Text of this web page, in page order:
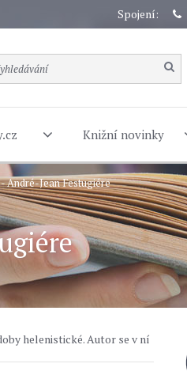
Spojení:
Knižní novinky
André-Jean Festugiére
helenistické. Autor se v ní